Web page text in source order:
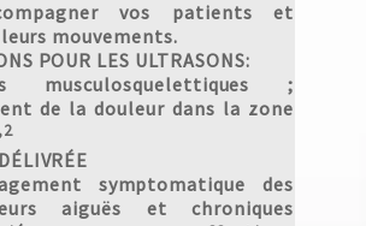
vos patients et
mouvements.
POUR LES ULTRASONS:
musculosquelettiques ;
de la douleur dans la zone
symptomatique des
aiguës et chroniques